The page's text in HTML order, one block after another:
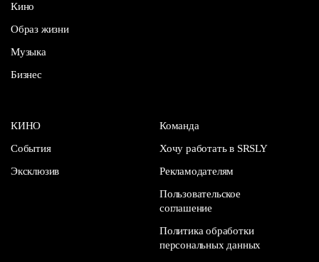
Кино
Образ жизни
Музыка
Бизнес
КИНО
События
Эксклюзив
Команда
Хочу работать в SRSLY
Рекламодателям
Пользовательское
соглашение
Политика обработки
персональных данных